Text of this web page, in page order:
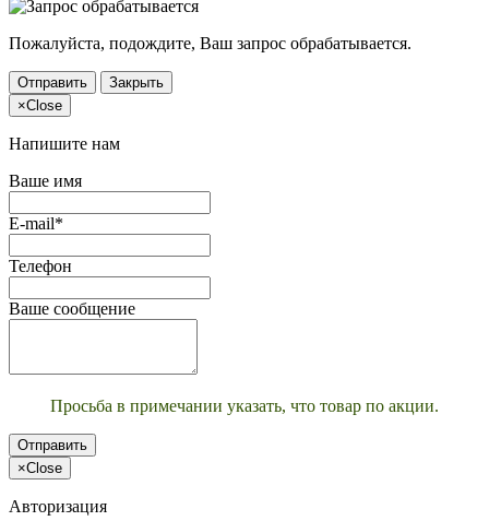
Пожалуйста, подождите, Ваш запрос обрабатывается.
Отправить
Закрыть
×Close
Напишите нам
Ваше имя
E-mail*
Телефон
Ваше сообщение
Просьба в примечании указать, что товар по акции.
Отправить
×Close
Авторизация